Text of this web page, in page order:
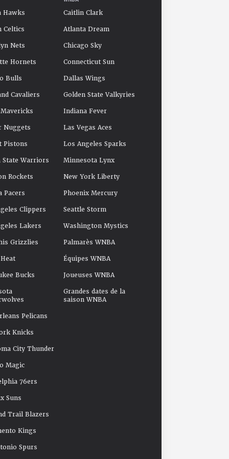
Hawks
Celtics
Nets
Hornets
Bulls
Cavaliers
Nuggets
Pistons
State Warriors
Rockets
Pacers
Clippers
Lakers
Grizzlies
Bucks
Pelicans
Knicks
City Thunder
Magic
76ers
Suns
Trail Blazers
Kings
Spurs
Caitlin Clark
Atlanta Dream
Chicago Sky
Connecticut Sun
Dallas Wings
Golden State Valkyries
Indiana Fever
Las Vegas Aces
Los Angeles Sparks
Minnesota Lynx
New York Liberty
Phoenix Mercury
Seattle Storm
Washington Mystics
Palmarès WNBA
Équipes WNBA
Joueuses WNBA
Grandes dates de la
saison WNBA